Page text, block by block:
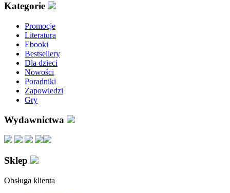
Kategorie
Promocje
Literatura
Ebooki
Bestsellery
Dla dzieci
Nowości
Poradniki
Zapowiedzi
Gry
Wydawnictwa
Sklep
Obsługa klienta